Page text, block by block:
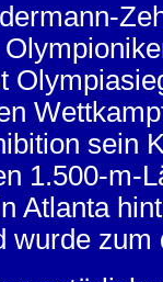
sein
1.500-m-
Atlanta
wurde